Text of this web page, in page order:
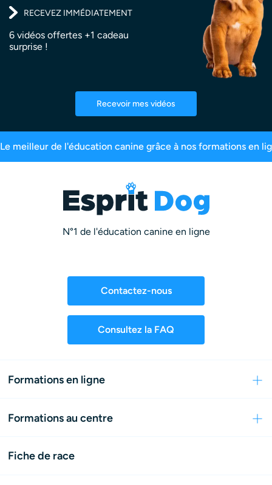
RECEVEZ IMMÉDIATEMENT
6 vidéos offertes +1 cadeau
surprise !
Recevoir mes vidéos
Plus de 550 millions de vues Le
N°1 de l'éducation canine en ligne
Contactez-nous
Consultez la FAQ
Formations en ligne
Formations au centre
Fiche de race